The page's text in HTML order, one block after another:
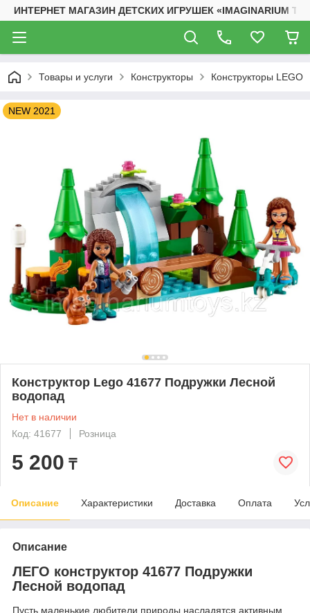
ИНТЕРНЕТ МАГАЗИН ДЕТСКИХ ИГРУШЕК «IMAGINARIUM
Товары и услуги Конструкторы Конструкторы LEGO
NEW 2021
Конструктор Lego 41677 Подружки Лесной
водопад
Нет в наличии
Код: 41677
Розница
5 200 ₸
Описание Характеристики Доставка Оплата
Описание
ЛЕГО конструктор 41677 Подружки
Лесной водопад
Пусть маленькие любители природы насладятся активным